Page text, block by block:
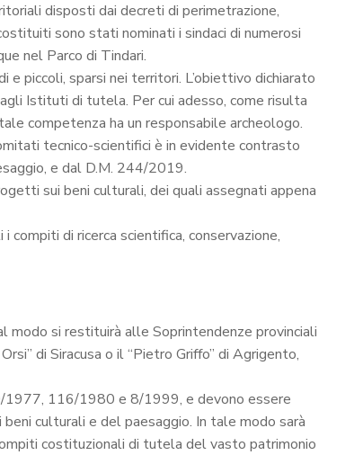
disposti dai decreti di perimetrazione,
sono stati nominati i sindaci di numerosi
nel Parco di Tindari.
piccoli, sparsi nei territori. L’obiettivo dichiarato
Istituti di tutela. Per cui adesso, come risulta
competenza ha un responsabile archeologo.
tecnico-scientifici è in evidente contrasto
e dal D.M. 244/2019.
sui beni culturali, dei quali assegnati appena
di ricerca scientifica, conservazione,
si restituirà alle Soprintendenze provinciali
di Siracusa o il “Pietro Griffo” di Agrigento,
1977, 116/1980 e 8/1999, e devono essere
culturali e del paesaggio. In tale modo sarà
costituzionali di tutela del vasto patrimonio